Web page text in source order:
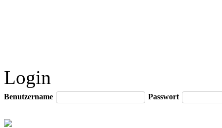
Login
Benutzername Passwort